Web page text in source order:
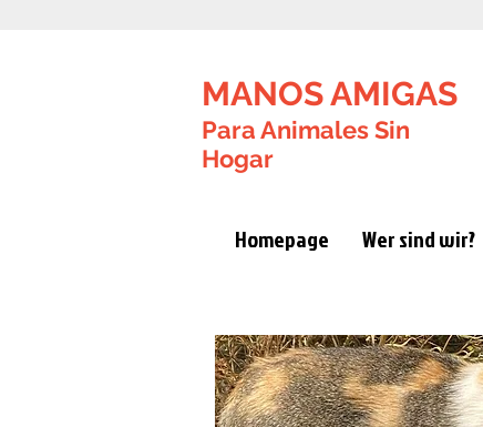
MANOS AMIGAS
Para Animales Sin
Hogar
Homepage Wer sind wir?